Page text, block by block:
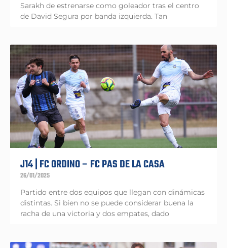
Sarakh de estrenarse como goleador tras el centro
de David Segura por banda izquierda. Tan
J14 | FC ORDINO – FC PAS DE LA CASA
26/01/2025
Partido entre dos equipos que llegan con dinámicas
distintas. Si bien no se puede considerar buena la
racha de una victoria y dos empates, dado